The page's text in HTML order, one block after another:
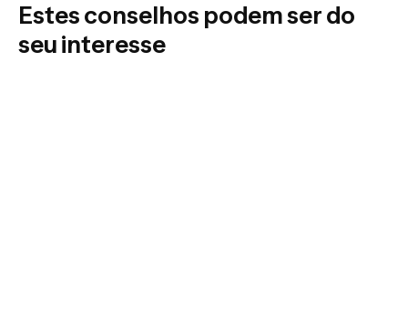
Estes conselhos podem ser do
seu interesse